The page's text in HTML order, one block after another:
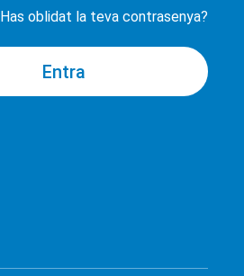
Has oblidat la teva contrasenya?